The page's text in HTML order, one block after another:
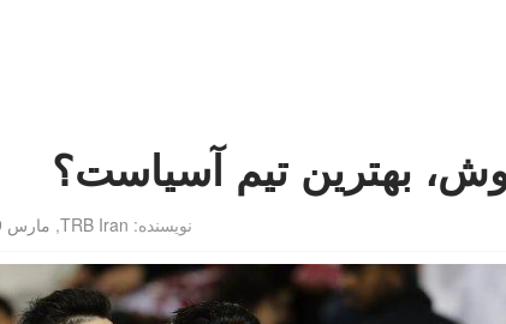
بهترین تیم آسیاست؟
نویسنده: TRB Iran
, مارس 29, 2017 9:13 ق.ظ